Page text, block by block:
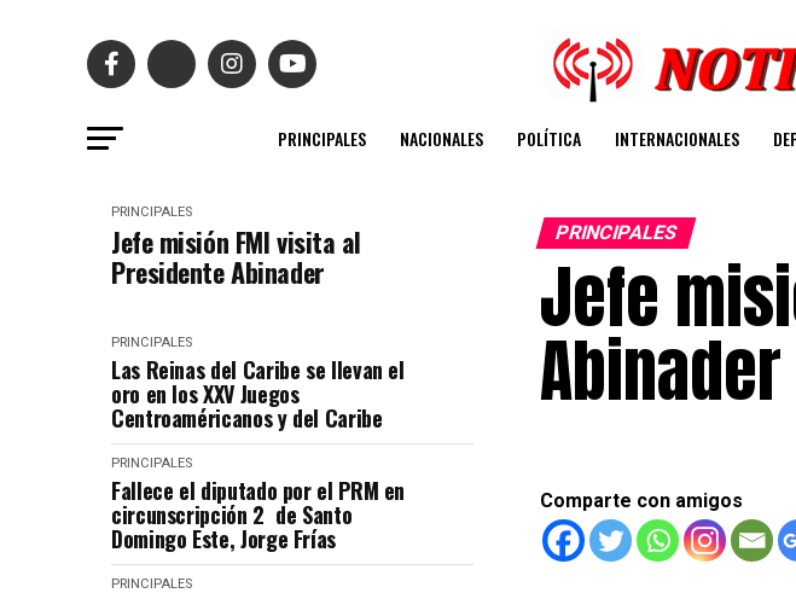
PRINCIPALES NACIONALES POLÍTICA INTERNACIONALES
PRINCIPALES
Jefe misión FMI visita al
Presidente Abinader
PRINCIPALES
Las Reinas del Caribe se llevan el
oro en los XXV Juegos
Centroaméricanos y del Caribe
PRINCIPALES
Fallece el diputado por el PRM en
circunscripción 2 de Santo
Domingo Este, Jorge Frías
PRINCIPALES
PRINCIPALES
Jefe
Abinader
Comparte con amigos